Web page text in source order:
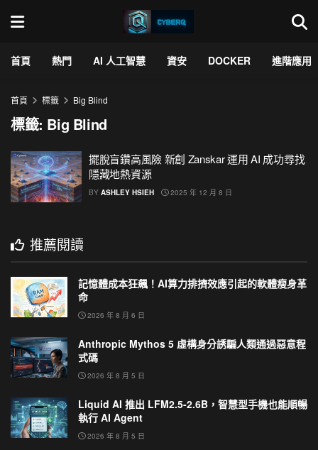
首頁 熱門 AI 人工智慧 資安 DOCKER 進階應用
首頁 標籤 Big Blind
標籤: Big Blind
擺脫盲鑽高風險 新創 Zanskar 運用 AI 成功尋找
隱藏地熱資源
BY ASHLEY HSIEH 2025 年 12 月 8 日
推薦閱讀
記憶體成本狂飆！AI算力排擠效應引起的軟體瘦身革
命
2026 年 8 月 6 日
Anthropic Mythos 5 虛構身分誘騙人類通過惡意程
式碼
2026 年 8 月 5 日
Liquid AI 推出 LFM2.5-2.6B，智慧型手機也能順暢
執行 AI Agent
2026 年 8 月 5 日